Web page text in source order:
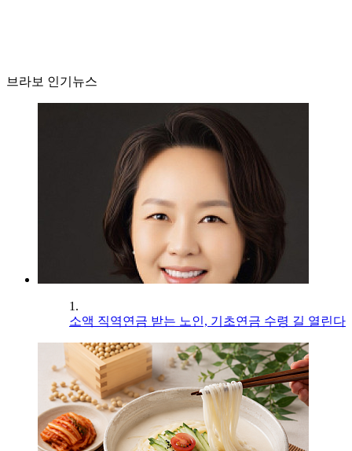
브라보 인기뉴스
1.
소액 직역연금 받는 노인, 기초연금 수령 길 열린다